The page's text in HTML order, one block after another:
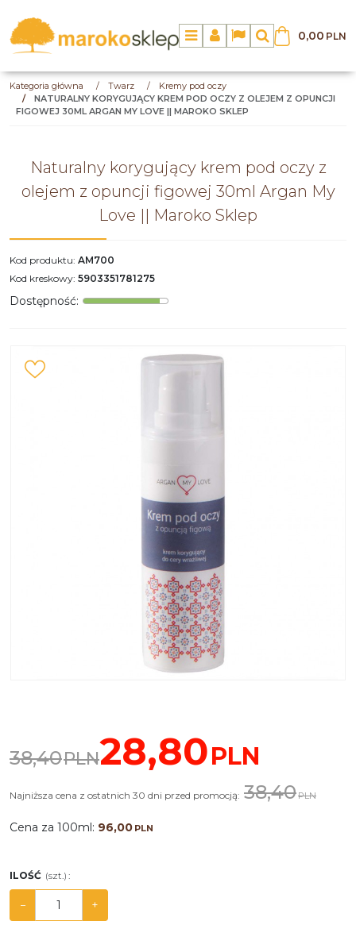
MenuPanelLangSzukaj
0,00 PLN
Kategoria główna / Twarz /
Kremy pod oczy
/
NATURALNY KORYGUJĄCY KREM POD OCZY Z OLEJEM Z OPUNCJI
FIGOWEJ 30ML ARGAN MY LOVE || MAROKO SKLEP
Naturalny korygujący krem pod oczy z
olejem z opuncji figowej 30ml Argan My
Love || Maroko Sklep
Kod produktu: AM700
Kod kreskowy: 5903351781275
Dostępność:
38,40PLN28,80PLN
Najniższa cena z ostatnich 30 dni przed promocją: 38,40PLN
Cena za 100ml: 96,00 PLN
ILOŚĆ (szt.) :
− +